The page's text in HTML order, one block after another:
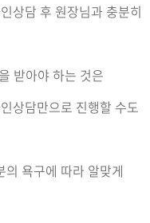
상담 후 원장님과 충분히
받아야 하는 것은
상담만으로 진행할 수도
욕구에 따라 알맞게